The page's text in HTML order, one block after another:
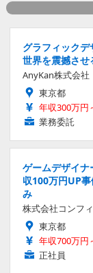
グラフィック
世界を震撼さ
AnyKan株式会社
東京都
年収300万円
業務委託
ゲームデザイ
収100万円UP
み
株式会社コンフ
東京都
年収700万円
正社員